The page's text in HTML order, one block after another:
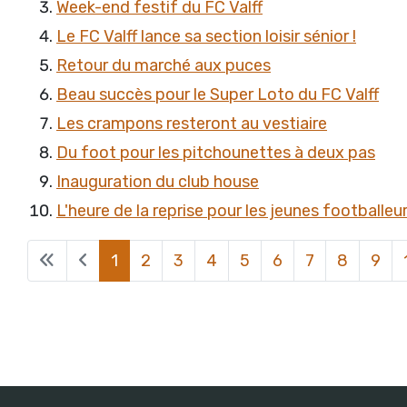
Week-end festif du FC Valff
Le FC Valff lance sa section loisir sénior !
Retour du marché aux puces
Beau succès pour le Super Loto du FC Valff
Les crampons resteront au vestiaire
Du foot pour les pitchounettes à deux pas
Inauguration du club house
L'heure de la reprise pour les jeunes
1 2 3 4 5 6 7 8 9